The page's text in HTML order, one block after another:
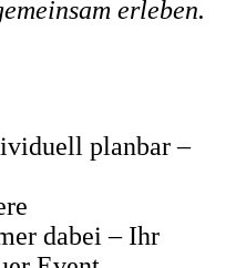
erleben.
planbar –
dabei – Ihr